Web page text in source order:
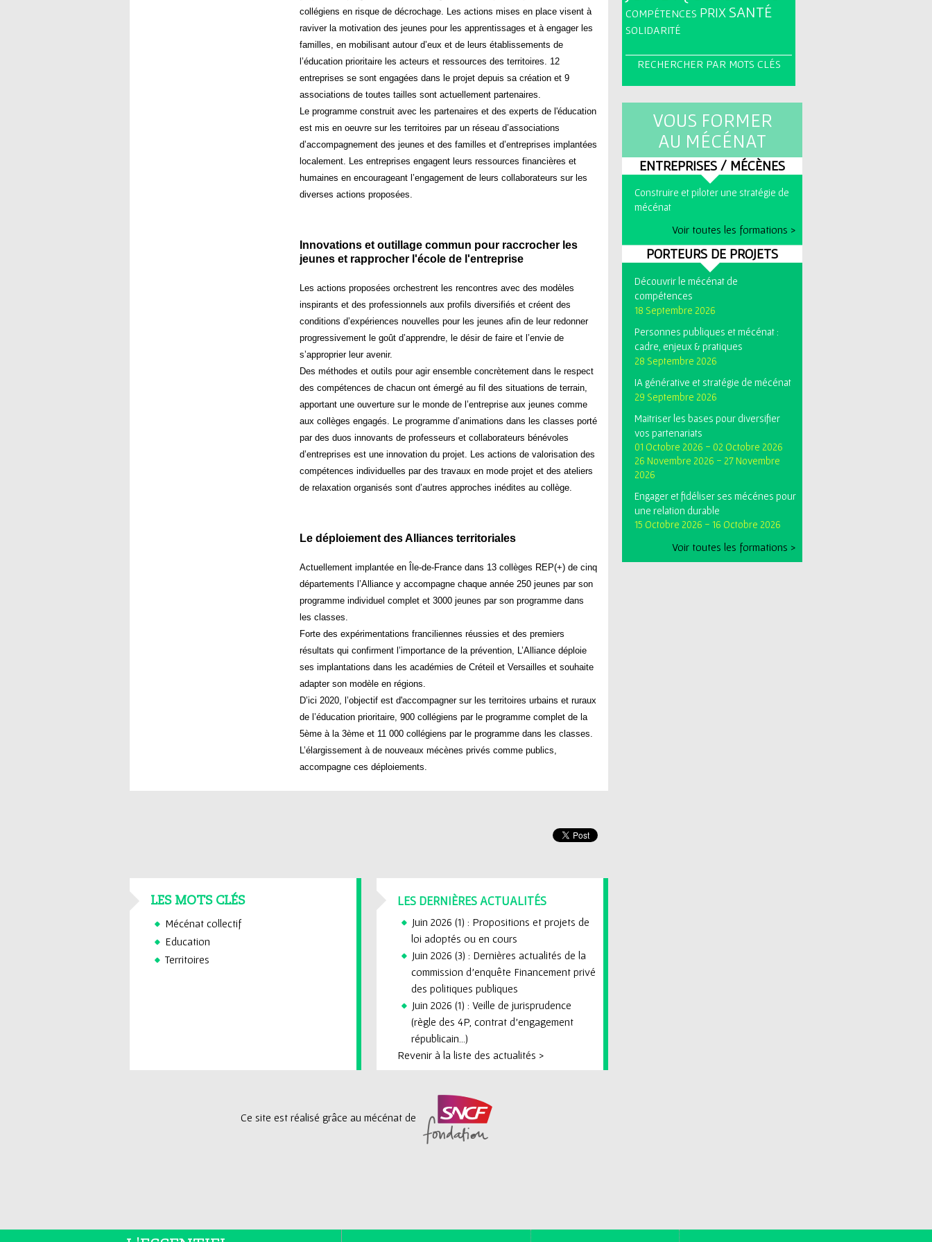
collégiens en risque de décrochage. Les actions mises en place visent à
raviver la motivation des jeunes pour les apprentissages et à engager les
familles, en mobilisant autour d’eux et de leurs établissements de
l’éducation prioritaire les acteurs et ressources des territoires. 12
entreprises se sont engagées dans le projet depuis sa création et 9
associations de toutes tailles sont actuellement partenaires.
Le programme construit avec les partenaires et des experts de l'éducation
est mis en oeuvre sur les territoires par un réseau d’associations
d’accompagnement des jeunes et des familles et d’entreprises implantées
localement. Les entreprises engagent leurs ressources financières et
humaines en encourageant l’engagement de leurs collaborateurs sur les
diverses actions proposées.
Innovations et outillage commun pour raccrocher les
jeunes et rapprocher l'école de l'entreprise
Les actions proposées orchestrent les rencontres avec des modèles
inspirants et des professionnels aux profils diversifiés et créent des
conditions d’expériences nouvelles pour les jeunes afin de leur redonner
progressivement le goût d’apprendre, le désir de faire et l’envie de
s’approprier leur avenir.
Des méthodes et outils pour agir ensemble concrètement dans le respect
des compétences de chacun ont émergé au fil des situations de terrain,
apportant une ouverture sur le monde de l’entreprise aux jeunes comme
aux collèges engagés. Le programme d’animations dans les classes porté
par des duos innovants de professeurs et collaborateurs bénévoles
d’entreprises est une innovation du projet. Les actions de valorisation des
compétences individuelles par des travaux en mode projet et des ateliers
de relaxation organisés sont d’autres approches inédites au collège.
Le déploiement des Alliances territoriales
Actuellement implantée en Île-de-France dans 13 collèges REP(+) de cinq
départements l’Alliance y accompagne chaque année 250 jeunes par son
programme individuel complet et 3000 jeunes par son programme dans
les classes.
Forte des expérimentations franciliennes réussies et des premiers
résultats qui confirment l’importance de la prévention, L’Alliance déploie
ses implantations dans les académies de Créteil et Versailles et souhaite
adapter son modèle en régions.
D’ici 2020, l’objectif est d'accompagner sur les territoires urbains et ruraux
de l’éducation prioritaire, 900 collégiens par le programme complet de la
5ème à la 3ème et 11 000 collégiens par le programme dans les classes.
L’élargissement à de nouveaux mécènes privés comme publics,
accompagne ces déploiements.
LES MOTS CLÉS
Mécénat collectif
Education
Territoires
LES DERNIÈRES ACTUALITÉS
Juin 2026 (1) : Propositions et projets de
loi adoptés ou en cours
Juin 2026 (3) : Dernières actualités de la
commission d'enquête Financement privé
des politiques publiques
Juin 2026 (1) : Veille de jurisprudence
(règle des 4P, contrat d'engagement
républicain...)
Revenir à la liste des actualités >
Ce site est réalisé grâce au mécénat de
COMPÉTENCES PRIX SANTÉ
SOLIDARITÉ
RECHERCHER PAR MOTS CLÉS
VOUS FORMER
AU MÉCÉNAT
ENTREPRISES / MÉCÈNES
Construire et piloter une stratégie de
mécénat
Voir toutes les formations >
PORTEURS DE PROJETS
Découvrir le mécénat de
compétences
18 Septembre 2026
Personnes publiques et mécénat :
cadre, enjeux & pratiques
28 Septembre 2026
IA générative et stratégie de mécénat
29 Septembre 2026
Maitriser les bases pour diversifier
vos partenariats
01 Octobre 2026 - 02 Octobre 2026
26 Novembre 2026 - 27 Novembre
2026
Engager et fidéliser ses mécénes pour
une relation durable
15 Octobre 2026 - 16 Octobre 2026
Voir toutes les formations >